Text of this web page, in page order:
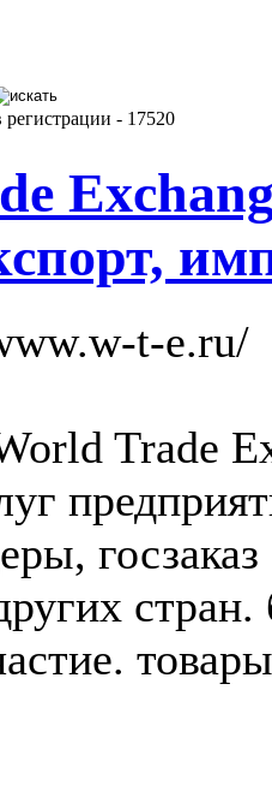
регистрации - 17520
t-e.ru/
Trade